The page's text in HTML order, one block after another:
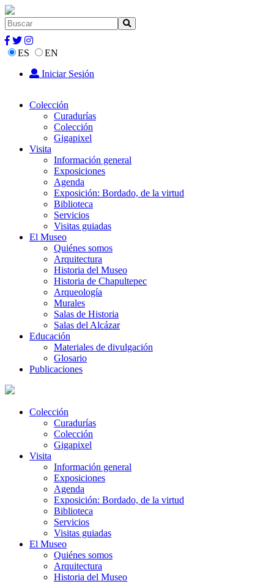
ES
EN
Iniciar Sesión
Colección
Curadurías
Colección
Gigapixel
Visita
Información general
Exposiciones
Agenda
Exposición: Bordado, de la virtud
Biblioteca
Servicios
Visitas guiadas
El Museo
Quiénes somos
Arquitectura
Historia del Museo
Historia de Chapultepec
Arqueología
Murales
Salas de Historia
Salas del Alcázar
Educación
Materiales de divulgación
Glosario
Publicaciones
Colección
Curadurías
Colección
Gigapixel
Visita
Información general
Exposiciones
Agenda
Exposición: Bordado, de la virtud
Biblioteca
Servicios
Visitas guiadas
El Museo
Quiénes somos
Arquitectura
Historia del Museo